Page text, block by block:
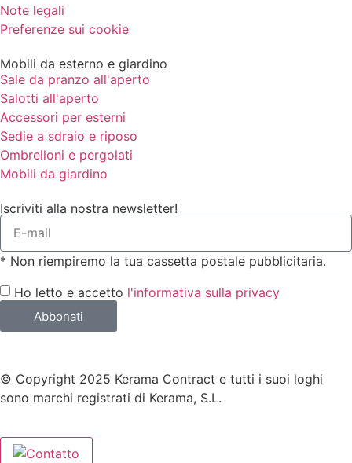
Note legali
Preferenze sui cookie
Mobili da esterno e giardino
Sale da pranzo all'aperto
Salotti all'aperto
Accessori per esterni
Sedie a sdraio e riposo
Ombrelloni e pergolati
Mobili da giardino
Iscriviti alla nostra newsletter!
* Non riempiremo la tua cassetta postale pubblicitaria.
Ho letto e accetto l'informativa sulla privacy
Abbonati
© Copyright 2025 Kerama Contract e tutti i suoi loghi
sono marchi registrati di Kerama, S.L.